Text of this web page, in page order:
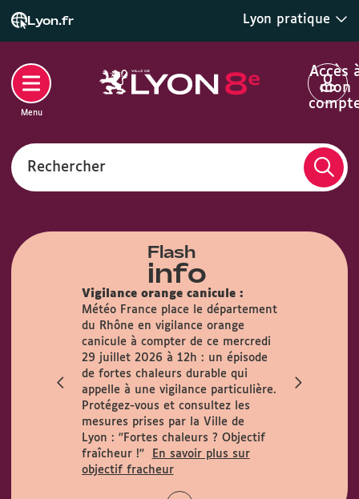
Lyon.fr Lyon pratique
Rechercher
Accès
mon
Menu
Flash
info
Vigilance orange canicule :
Météo France place le département
du Rhône en vigilance orange
canicule à compter de ce mercredi
29 juillet 2026 à 12h : un épisode
de fortes chaleurs durable qui
appelle à une vigilance particulière.
Protégez-vous et consultez les
mesures prises par la Ville de
Lyon : "Fortes chaleurs ? Objectif
fraîcheur !"
En savoir plus sur
objectif fracheur